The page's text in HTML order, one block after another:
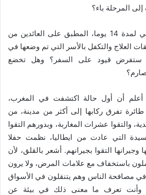
المرحلة باء؟
وفي حالة الحجر الصحي لمدة 14 يوما، المطبق على العائدين من
العلاج والتكفل بالأسر التي تم وضعها في
ستفرض قيود على السفر؟ وهل تخضع
أن أول حالة اكتشفت في المغرب،
تفرق ركابها إلى أكثر من مدينة، من
والتقوا عشرات المغاربة، وبدورهم التقوا
التي عادت من ايطاليا، نظمت حفلا
التقوا بجيرانهم. أشعر بالقلق، لأن
باستخفاف مع علامات المرض، ولا يرون
مصافحة الناس وهم يتنقلون في الأسواق
وأنت تعرف ما معنى ذلك في بيئة عن